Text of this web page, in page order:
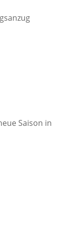
Saison in